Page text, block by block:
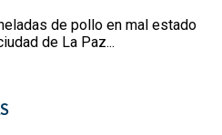
de pollo en mal estado
de La Paz...